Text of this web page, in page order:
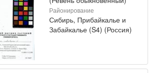
Районирование
Сибирь, Прибайкалье и
Забайкалье (S4) (Россия)